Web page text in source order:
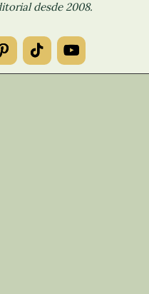
desde 2008.